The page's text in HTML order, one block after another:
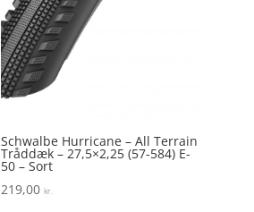
Schwalbe Hurricane – All Terrain
Tråddæk – 27,5×2,25 (57-584) E-
50 – Sort
219,00kr.